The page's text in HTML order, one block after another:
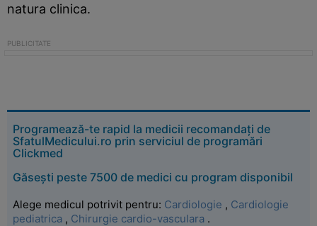
natura clinica.
Programează-te rapid la medicii recomandați de
SfatulMedicului.ro prin serviciul de programări
Clickmed
Găsești peste 7500 de medici cu program disponibil
Alege medicul potrivit pentru: Cardiologie , Cardiologie
pediatrica , Chirurgie cardio-vasculara .